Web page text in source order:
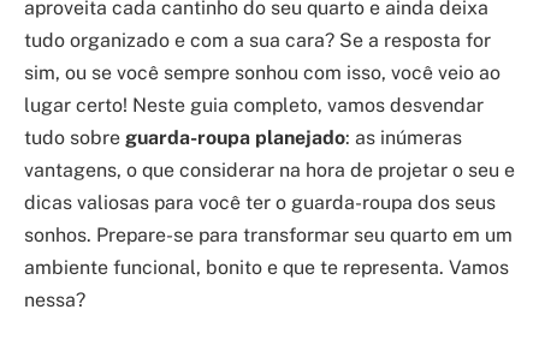
aproveita cada cantinho do seu quarto e ainda deixa
tudo organizado e com a sua cara? Se a resposta for
sim, ou se você sempre sonhou com isso, você veio ao
lugar certo! Neste guia completo, vamos desvendar
tudo sobre guarda-roupa planejado: as inúmeras
vantagens, o que considerar na hora de projetar o seu e
dicas valiosas para você ter o guarda-roupa dos seus
sonhos. Prepare-se para transformar seu quarto em um
ambiente funcional, bonito e que te representa. Vamos
nessa?